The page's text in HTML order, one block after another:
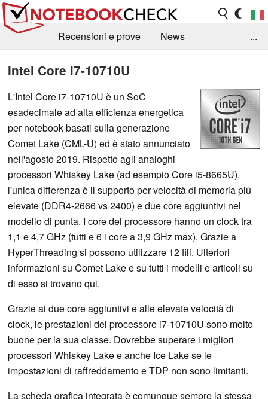
Recensioni e prove
News
...
Intel Core i7-10710U
L'Intel Core i7-10710U è un SoC
esadecimale ad alta efficienza energetica
per notebook basati sulla generazione
Comet Lake (CML-U) ed è stato annunciato
nell'agosto 2019. Rispetto agli analoghi
processori Whiskey Lake (ad esempio Core i5-8665U),
l'unica differenza è il supporto per velocità di memoria più
elevate (DDR4-2666 vs 2400) e due core aggiuntivi nel
modello di punta. I core del processore hanno un clock tra
1,1 e 4,7 GHz (tutti e 6 i core a 3,9 GHz max). Grazie a
HyperThreading si possono utilizzare 12 fili. Ulteriori
informazioni su Comet Lake e su tutti i modelli e articoli su
di esso si trovano qui.
Grazie ai due core aggiuntivi e alle elevate velocità di
clock, le prestazioni del processore i7-10710U sono molto
buone per la sua classe. Dovrebbe superare i migliori
processori Whiskey Lake e anche Ice Lake se le
impostazioni di raffreddamento e TDP non sono limitanti.
La scheda grafica integrata è comunque sempre la stessa